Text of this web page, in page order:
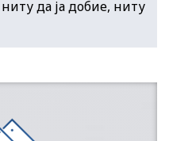
да ја добие, ниту